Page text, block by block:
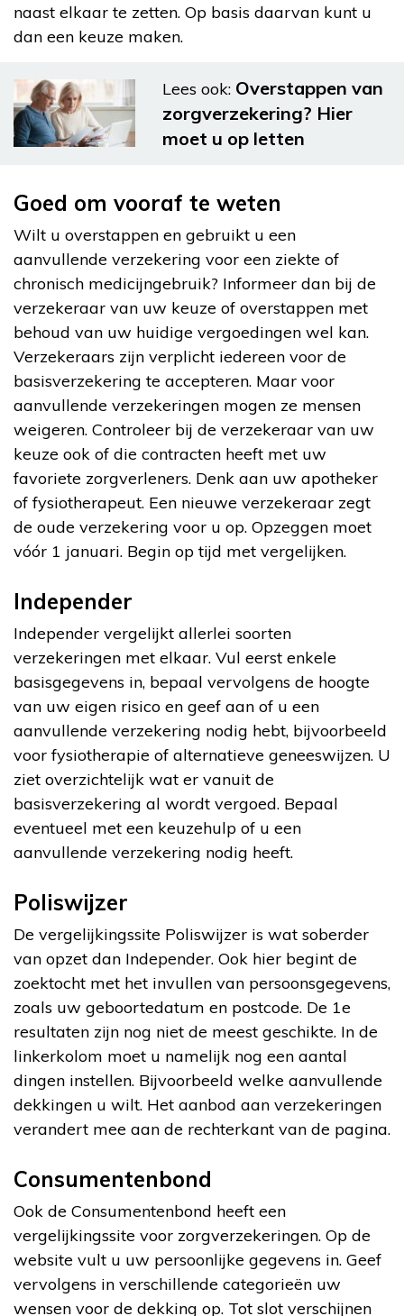
naast elkaar te zetten. Op basis daarvan kunt u
dan een keuze maken.
Lees ook: Overstappen van
zorgverzekering? Hier
moet u op letten
Goed om vooraf te weten
Wilt u overstappen en gebruikt u een
aanvullende verzekering voor een ziekte of
chronisch medicijngebruik? Informeer dan bij de
verzekeraar van uw keuze of overstappen met
behoud van uw huidige vergoedingen wel kan.
Verzekeraars zijn verplicht iedereen voor de
basisverzekering te accepteren. Maar voor
aanvullende verzekeringen mogen ze mensen
weigeren. Controleer bij de verzekeraar van uw
keuze ook of die contracten heeft met uw
favoriete zorgverleners. Denk aan uw apotheker
of fysiotherapeut. Een nieuwe verzekeraar zegt
de oude verzekering voor u op. Opzeggen moet
vóór 1 januari. Begin op tijd met vergelijken.
Independer
Independer vergelijkt allerlei soorten
verzekeringen met elkaar. Vul eerst enkele
basisgegevens in, bepaal vervolgens de hoogte
van uw eigen risico en geef aan of u een
aanvullende verzekering nodig hebt, bijvoorbeeld
voor fysiotherapie of alternatieve geneeswijzen. U
ziet overzichtelijk wat er vanuit de
basisverzekering al wordt vergoed. Bepaal
eventueel met een keuzehulp of u een
aanvullende verzekering nodig heeft.
Poliswijzer
De vergelijkingssite Poliswijzer is wat soberder
van opzet dan Independer. Ook hier begint de
zoektocht met het invullen van persoonsgegevens,
zoals uw geboortedatum en postcode. De 1e
resultaten zijn nog niet de meest geschikte. In de
linkerkolom moet u namelijk nog een aantal
dingen instellen. Bijvoorbeeld welke aanvullende
dekkingen u wilt. Het aanbod aan verzekeringen
verandert mee aan de rechterkant van de pagina.
Consumentenbond
Ook de Consumentenbond heeft een
vergelijkingssite voor zorgverzekeringen. Op de
website vult u uw persoonlijke gegevens in. Geef
vervolgens in verschillende categorieën uw
wensen voor de dekking op. Tot slot verschijnen